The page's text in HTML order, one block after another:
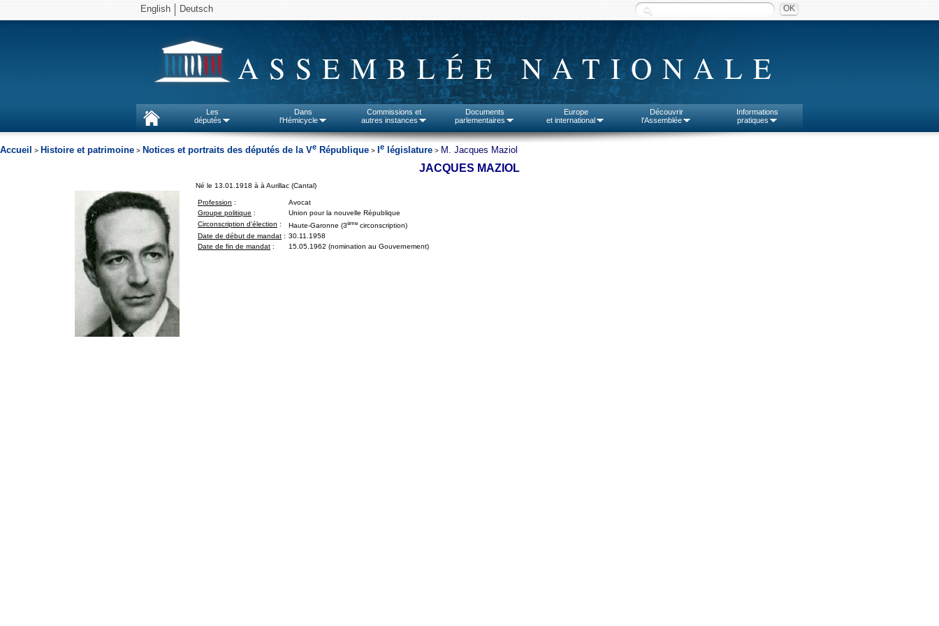
English Deutsch
ASSEMBLÉE NATIONALE
Les
députés
Dans
l'Hémicycle
Commissions et
autres instances
Documents
parlementaires
Europe
et international
Découvrir
l'Assemblée
Informations
pratiques
Accueil > Histoire et patrimoine > Notices et portraits des députés de la Ve République > e législature > M. Jacques Maziol
JACQUES MAZIOL
Né le 13.01.1918 à à Aurillac (Cantal)
Profession :
Avocat
Groupe politique :
Union pour la nouvelle République
Circonscription d'élection : Haute-Garonne (3ème circonscription)
Date de début de mandat : 30.11.1958
Date de fin de mandat : 15.05.1962 (nomination au Gouvernement)